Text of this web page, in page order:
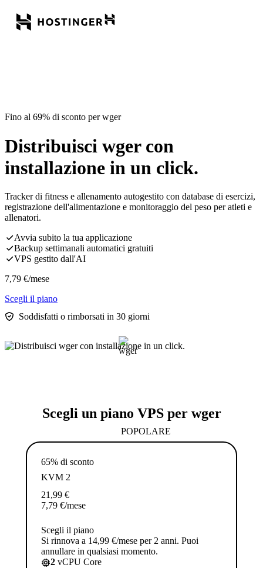
Fino al 69% di sconto per wger
Distribuisci wger con
installazione in un click.
Tracker di fitness e allenamento autogestito con database di esercizi,
registrazione dell'alimentazione e monitoraggio del peso per atleti e
allenatori.
Avvia subito la tua applicazione
Backup settimanali automatici gratuiti
VPS gestito dall'AI
7,79 €/mese
Scegli il piano
Soddisfatti o rimborsati in 30 giorni
Scegli un piano VPS per wger
POPOLARE
65% di sconto
KVM 2
21,99 €
7,79 €/mese
Scegli il piano
Si rinnova a 14,99 €/mese per 2 anni. Puoi
annullare in qualsiasi momento.
2 vCPU Core